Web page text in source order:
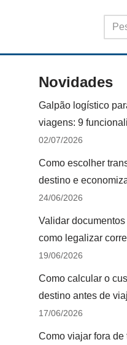
Novidades
Galpão logístico
viagens: 9
02/07/2026
Como escolher
destino e
24/06/2026
Validar
como legalizar
19/06/2026
Como calcular o
destino antes de
17/06/2026
Como viajar fora de